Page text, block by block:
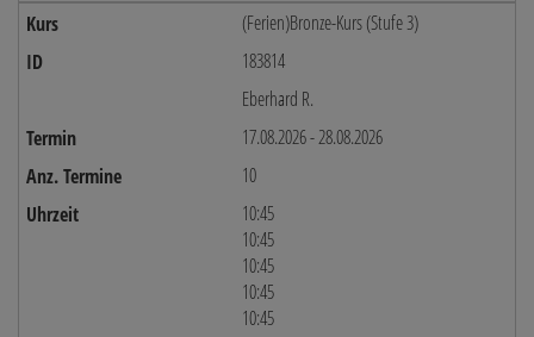
(Ferien)Bronze-Kurs (Stufe 3)
183814
Eberhard R.
17.08.2026 - 28.08.2026
10
10:45
10:45
10:45
10:45
10:45